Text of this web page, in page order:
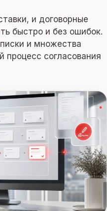
и договорные
быстро и без ошибок.
и множества
процесс согласования